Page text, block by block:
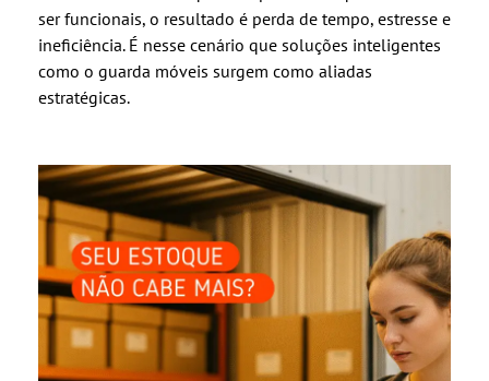
ser funcionais, o resultado é perda de tempo, estresse e
ineficiência. É nesse cenário que soluções inteligentes
como o guarda móveis surgem como aliadas
estratégicas.